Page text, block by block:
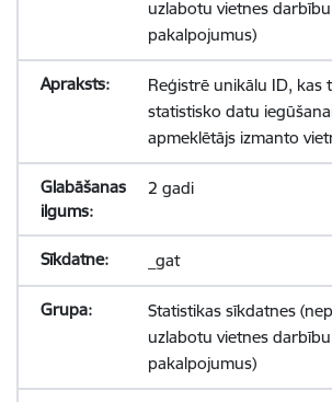
uzlabotu vietnes
pakalpojumus)
Reģistrē unikālu ID, kas
statistisko datu
apmeklētājs izmanto
2 gadi
_gat
Statistikas sīkdatnes
uzlabotu vietnes
pakalpojumus)